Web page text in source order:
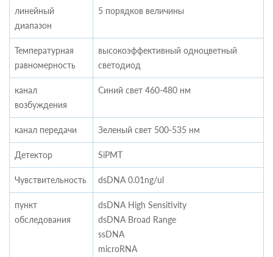
линейный
диапазон
5 порядков величины
Температурная
равномерность
высокоэффективный одноцветный
светодиод
канал
возбуждения
Синий свет 460-480 нм
канал передачи Зеленый свет 500-535 нм
Детектор SiPMT
Чувствительность dsDNA 0.01ng/ul
пункт
обследования
dsDNA High Sensitivity
dsDNA Broad Range
ssDNA
microRNA